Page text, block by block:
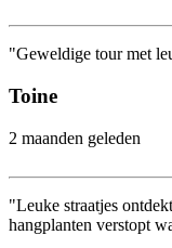
"Geweldige tour met
Toine
2 maanden geleden
"Leuke straatjes
hangplanten verstopt